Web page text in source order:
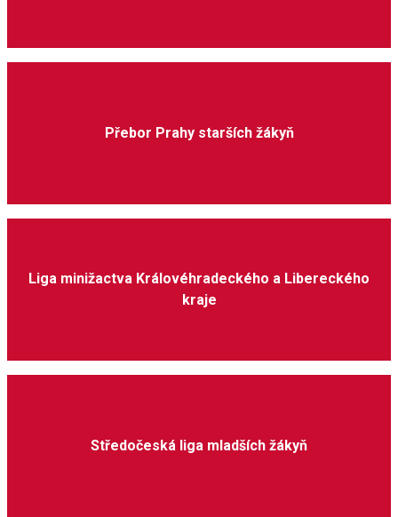
Přebor Prahy starších žákyň
Liga minižactva Královéhradeckého a Libereckého
kraje
Středočeská liga mladších žákyň